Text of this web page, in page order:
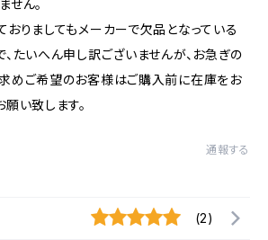
せん。
りましてもメーカーで欠品となっている
たいへん申し訳ございませんが、お急ぎの
めご希望のお客様はご購入前に在庫をお
い致します。
通報する
(2)